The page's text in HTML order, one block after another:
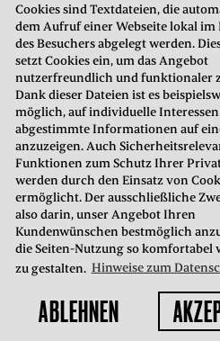
Cookies sind Textdateien, die
dem Aufruf einer Webseite lokal im
des Besuchers abgelegt werden.
setzt Cookies ein, um das Angebot
nutzerfreundlich und funktionaler
Dank dieser Dateien ist es
möglich, auf individuelle Interessen
abgestimmte Informationen auf
anzuzeigen. Auch
Funktionen zum Schutz Ihrer
werden durch den Einsatz von
ermöglicht. Der ausschließliche
also darin, unser Angebot Ihren
Kundenwünschen bestmöglich
die Seiten-Nutzung so komfortabel
zu gestalten. Hinweise zum
ABLEHNEN
THEATERKASSE
in der Oberstadt
Neustadt 7
35037 Marburg
Telefon: 06421. 99 02 70
E-Mail:kasse@hltm.de
Öffnungszeiten:
Montag bis Freitag: 10.00–18.00
Samstag: 10.00–15.00 Uhr
BARRIEREFREIHEIT